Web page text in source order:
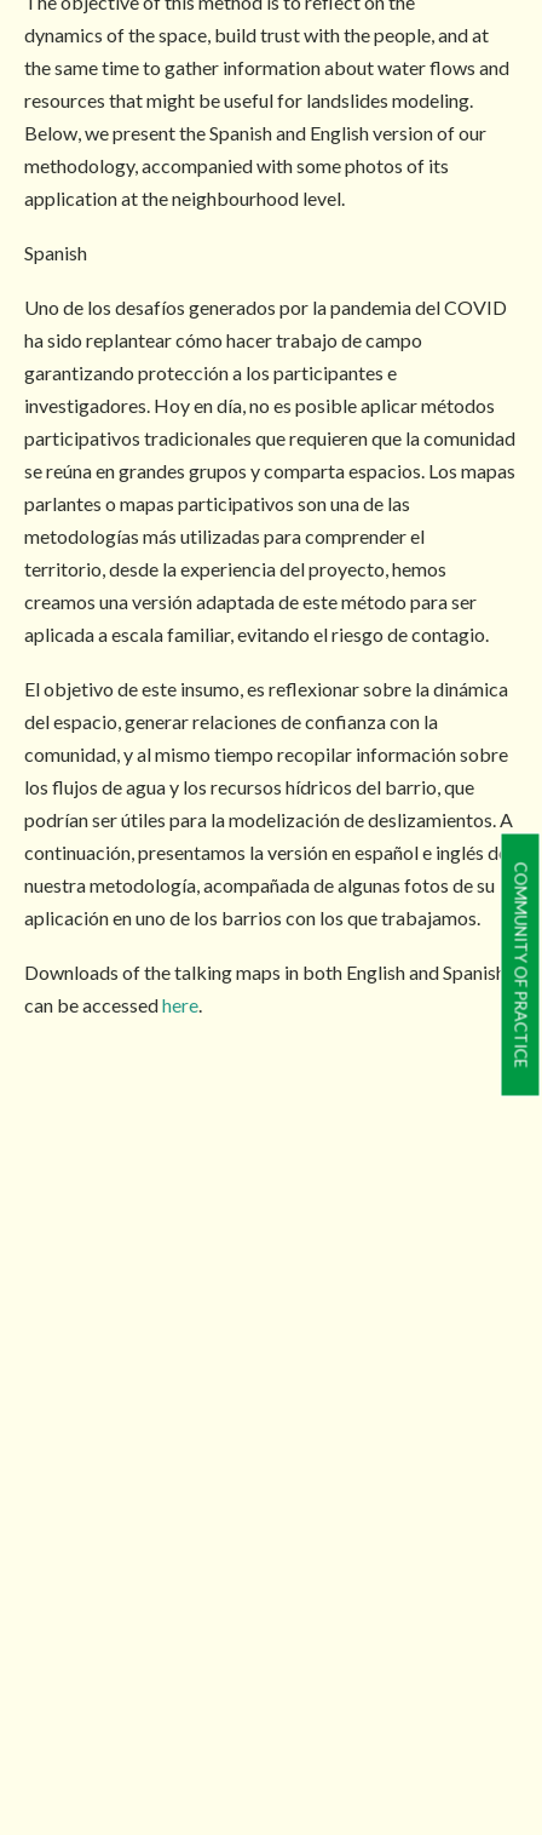
COMMUNITY OF PRACTICE
dynamics of the space, build trust with the people, and at
the same time to gather information about water flows and
resources that might be useful for landslides modeling.
Below, we present the Spanish and English version of our
methodology, accompanied with some photos of its
application at the neighbourhood level.
Spanish
Uno de los desafíos generados por la pandemia del COVID
ha sido replantear cómo hacer trabajo de campo
garantizando protección a los participantes e
investigadores. Hoy en día, no es posible aplicar métodos
participativos tradicionales que requieren que la comunidad
se reúna en grandes grupos y comparta espacios. Los mapas
parlantes o mapas participativos son una de las
metodologías más utilizadas para comprender el
territorio, desde la experiencia del proyecto, hemos
creamos una versión adaptada de este método para ser
aplicada a escala familiar, evitando el riesgo de contagio.
El objetivo de este insumo, es reflexionar sobre la dinámica
del espacio, generar relaciones de confianza con la
comunidad, y al mismo tiempo recopilar información sobre
los flujos de agua y los recursos hídricos del barrio, que
podrían ser útiles para la modelización de deslizamientos. A
continuación, presentamos la versión en español e inglés de
nuestra metodología, acompañada de algunas fotos de su
aplicación en uno de los barrios con los que trabajamos.
Downloads of the talking maps in both English and Spanish
can be accessedhere